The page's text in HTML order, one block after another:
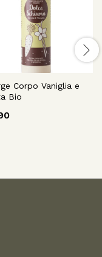
Corpo Vaniglia e
Bio